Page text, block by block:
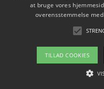
Copyright
Om / kontakt
at bruge vores
overensstemmelse
TILLAD COOKIES